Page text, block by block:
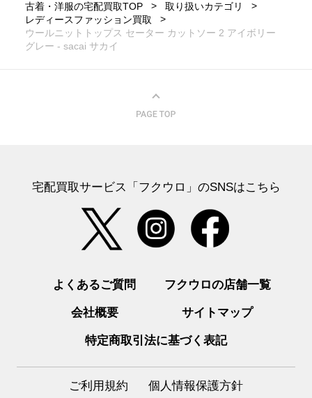
古着・洋服の宅配買取TOP
取り扱いカテゴリ
レディースファッション買取
ウールニットトップス セーター カットソー 2 アイボリー
グレー - sacai サカイ
宅配買取サービス「フクウロ」のSNSはこちら
よくあるご質問 フクウロの店舗一覧
会社概要 サイトマップ
特定商取引法に基づく表記
ご利用規約 個人情報保護方針